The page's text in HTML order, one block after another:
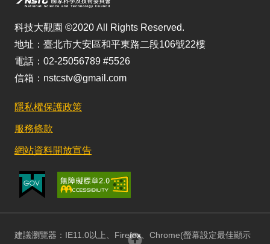
科技大觀園 ©2020 All Rights Reserved.
地址：臺北市大安區和平東路二段106號22樓
電話：02-25056789 #5526
信箱：nstcstv@gmail.com
隱私權保護政策
服務條款
網站資料開放宣告
建議瀏覽器：IE11.0以上、Firefox、Chrome(螢幕設定最佳顯示
回頂部